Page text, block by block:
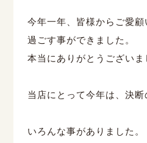
今年一年、皆様からご愛
過ごす事ができました。
本当にありがとうございま
当店にとって今年は、決断
いろんな事がありました。